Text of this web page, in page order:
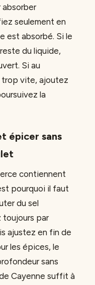
seulement en
est absorbé. Si le
du liquide,
Si au
trop vite, ajoutez
la
épicer sans
contiennent
pourquoi il faut
du sel
toujours par
ajustez en fin de
les épices, le
sans
Cayenne suffit à